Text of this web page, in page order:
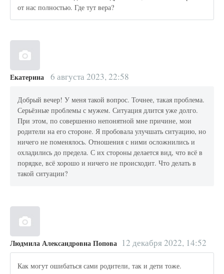
от нас полностью. Где тут вера?
Екатерина 6 августа 2023, 22:58
Добрый вечер! У меня такой вопрос. Точнее, такая проблема.
Серьёзные проблемы с мужем. Ситуация длится уже долго.
При этом, по совершенно непонятной мне причине, мои
родители на его стороне. Я пробовала улучшать ситуацию, но
ничего не поменялось. Отношения с ними осложнились и
охладились до предела. С их стороны делается вид, что всё в
порядке, всё хорошо и ничего не происходит. Что делать в
такой ситуации?
Людмила Александровна Попова 12 декабря 2022, 14:52
Как могут ошибаться сами родители, так и дети тоже.